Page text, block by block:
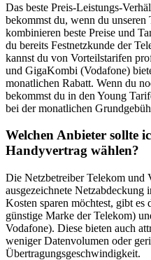
Das beste Preis-Leistungs-
bekommst du, wenn du
kombinieren beste Preise und
du bereits Festnetzkunde der
kannst du von Vorteilstarifen
und GigaKombi (Vodafone)
monatlichen Rabatt. Wenn du
bekommst du in den Young
bei der monatlichen
Welchen Anbieter sollte
Handyvertrag wählen?
Die Netzbetreiber Telekom und
ausgezeichnete
Kosten sparen möchtest, gibt
günstige Marke der Telekom)
Vodafone). Diese bieten auch
weniger Datenvolumen oder
Übertragungsgeschwindigkeit.